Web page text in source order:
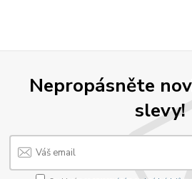
Nepropásněte
slevy!